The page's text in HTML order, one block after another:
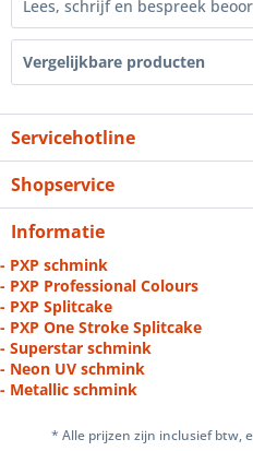
Lees, schrijf en bespreek
Vergelijkbare producten
Servicehotline
Shopservice
Informatie
- PXP schmink
- PXP Professional Colours
- PXP Splitcake
- PXP One Stroke Splitcake
- Superstar schmink
- Neon UV schmink
- Metallic schmink
* Alle prijzen zijn inclusief btw,